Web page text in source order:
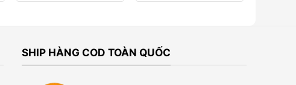
SHIP HÀNG COD TOÀN QUỐC